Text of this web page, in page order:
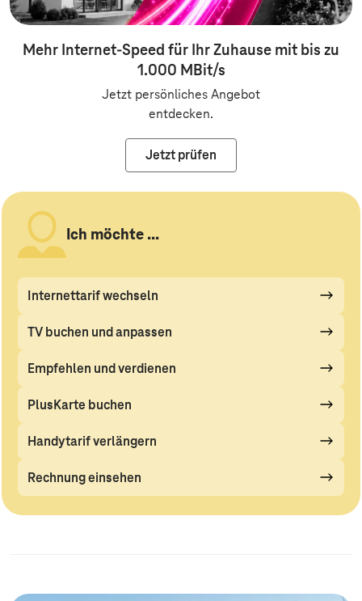
Mehr Internet-Speed für Ihr Zuhause mit bis zu
1.000 MBit/s
Jetzt persönliches Angebot
entdecken.
Jetzt prüfen
Ich möchte ...
Internettarif wechseln
TV buchen und anpassen
Empfehlen und verdienen
PlusKarte buchen
Handytarif verlängern
Rechnung einsehen